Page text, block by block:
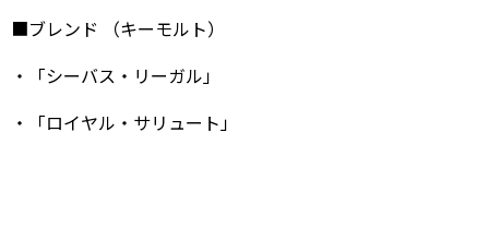
■ブレンド （キーモルト）
・「シーバス・リーガル」
・「ロイヤル・サリュート」